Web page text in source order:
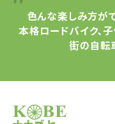
色んな楽しみ方が
本格ロードバイク、子
街の自転
サイクルショップナカゴヤ